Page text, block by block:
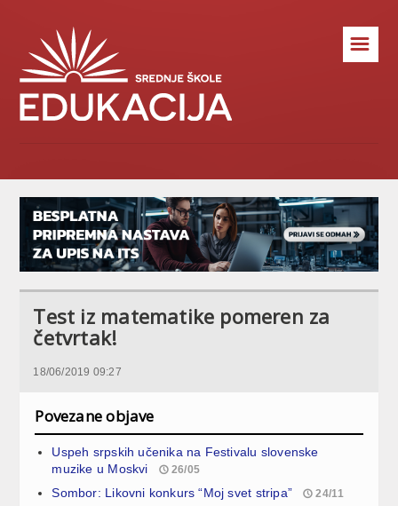
☰
Test iz matematike pomeren za
četvrtak!
18/06/2019 09:27
Povezane objave
Uspeh srpskih učenika na Festivalu slovenske
muzike u Moskvi
26/05
Sombor: Likovni konkurs “Moj svet stripa” 24/11